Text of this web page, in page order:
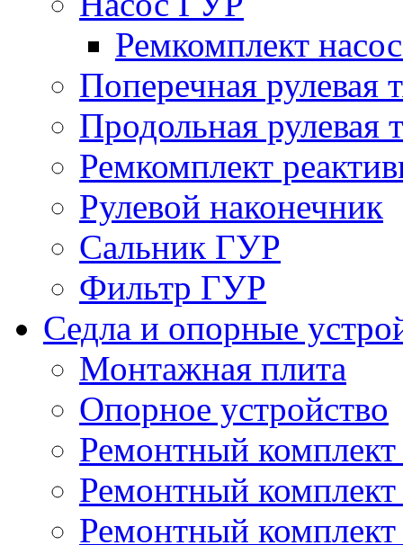
Ремкомплект
Поперечная рулевая
Продольная рулевая
Ремкомплект
Рулевой наконечник
Сальник ГУР
Фильтр ГУР
Седла и опорные
Монтажная плита
Опорное устройство
Ремонтный комплект
Ремонтный
Ремонтный комплект